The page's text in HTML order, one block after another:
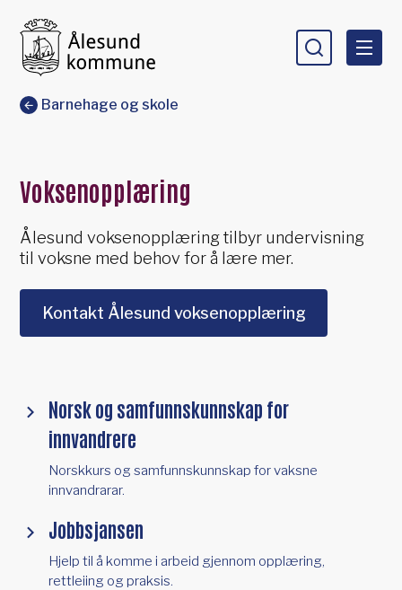
Du er her:
Barnehage og skole
Voksenopplæring
Ålesund voksenopplæring tilbyr undervisning
til voksne med behov for å lære mer.
Kontakt Ålesund voksenopplæring
Norsk og samfunnskunnskap for
innvandrere
Norskkurs og samfunnskunnskap for vaksne
innvandrarar.
Jobbsjansen
Hjelp til å komme i arbeid gjennom opplæring,
rettleiing og praksis.